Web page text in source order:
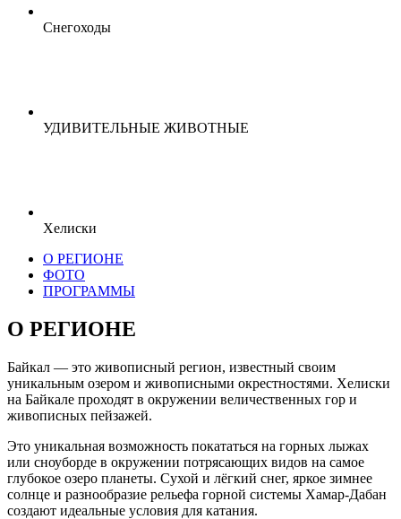
Снегоходы
УДИВИТЕЛЬНЫЕ ЖИВОТНЫЕ
Хелиски
О РЕГИОНЕ
ФОТО
ПРОГРАММЫ
О РЕГИОНЕ
Байкал — это живописный регион, известный своим
уникальным озером и живописными окрестностями. Хелиски
на Байкале проходят в окружении величественных гор и
живописных пейзажей.
Это уникальная возможность покататься на горных лыжах
или сноуборде в окружении потрясающих видов на самое
глубокое озеро планеты. Сухой и лёгкий снег, яркое зимнее
солнце и разнообразие рельефа горной системы Хамар-Дабан
создают идеальные условия для катания.